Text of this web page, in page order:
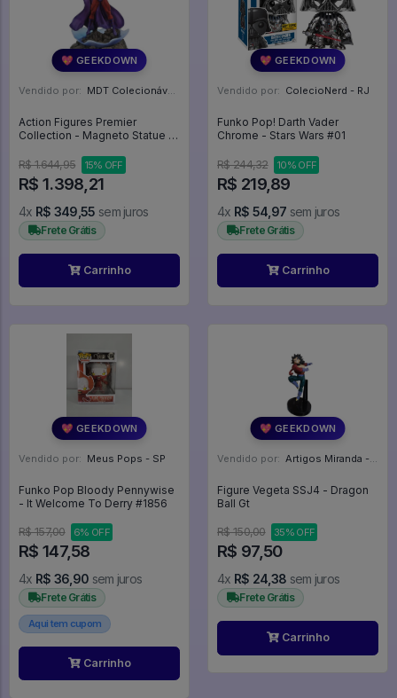
💖 GEEKDOWN
Vendido por: MDT Colecionáveis - DF
Action Figures Premier
Collection - Magneto Statue -
R$ 1.644,95
15% OFF
R$ 1.398,21
4x R$ 349,55 sem juros
Frete Grátis
Carrinho
💖 GEEKDOWN
Vendido por: ColecioNerd - RJ
Funko Pop! Darth Vader
Chrome - Stars Wars #01
R$ 244,32 10% OFF
R$ 219,89
4x R$ 54,97 sem juros
Frete Grátis
Carrinho
💖 GEEKDOWN
Vendido por: Meus Pops - SP
Funko Pop Bloody Pennywise
- It Welcome To Derry #1856
R$ 157,00 6% OFF
R$ 147,58
4x R$ 36,90 sem juros
Frete Grátis
Aqui tem cupom
Carrinho
💖 GEEKDOWN
Vendido por: Artigos Miranda - RJ
Figure Vegeta SSJ4 - Dragon
Ball Gt
R$ 150,00 35% OFF
R$ 97,50
4x R$ 24,38 sem juros
Frete Grátis
Carrinho